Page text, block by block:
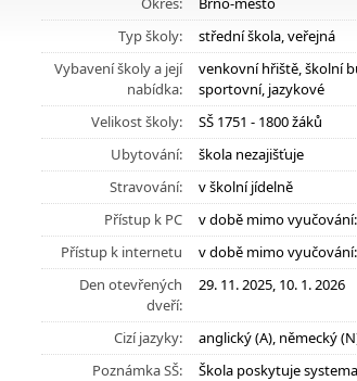
Typ školy:
střední škola, veřejná
Vybavení školy a její
nabídka:
venkovní hřiště, školní
sportovní, jazykové
Velikost školy:
SŠ 1751 - 1800 žáků
Ubytování:
škola nezajišťuje
Stravování:
v školní jídelně
Přístup k PC
v době mimo
Přístup k internetu
v době mimo
Den otevřených
dveří:
29. 11. 2025, 10. 1. 2026
Cizí jazyky:
anglický (A), německý
Poznámka SŠ:
Škola poskytuje